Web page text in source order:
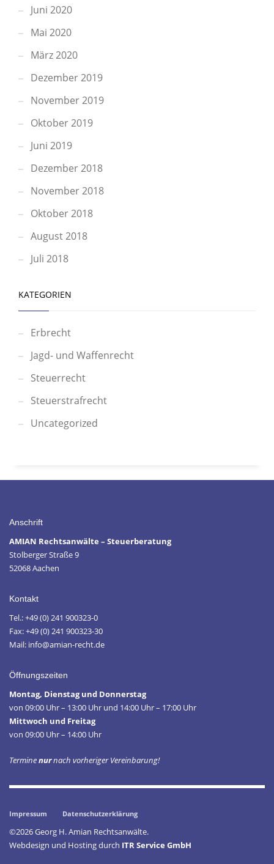
Juni 2020
Mai 2020
März 2020
Dezember 2019
November 2019
Oktober 2019
Juni 2019
Dezember 2018
November 2018
Oktober 2018
August 2018
Juli 2018
KATEGORIEN
Erbrecht
Jagd- und Waffenrecht
Steuerrecht
Steuerstrafrecht
Uncategorized
Anschrift
AMIAN Rechtsanwälte – Steuerberatung
Stolberger Straße 9
52068 Aachen
Kontakt
Tel.: +49 (0) 241 900323-0
Fax: +49 (0) 241 900323-30
Mail: info@amian-recht.de
Öffnungszeiten
Montag, Dienstag und Donnerstag
von 09:00 Uhr – 13:00 Uhr und 14:00 Uhr – 17:00 Uhr
Mittwoch und Freitag
von 09:00 Uhr – 14:00 Uhr
Terminenurnach vorheriger Vereinbarung!
Impressum Datenschutzerklärung
©2026 Georg H. Amian Rechtsanwälte.
Webdesign und Hosting durch ITR Service GmbH